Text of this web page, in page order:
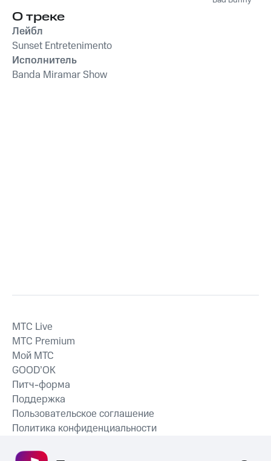
О треке
Лейбл
Sunset Entretenimento
Исполнитель
Banda Miramar Show
MTС Live
MTС Premium
Мой МТС
GOOD’OK
Питч-форма
Поддержка
Пользовательское соглашение
Политика конфиденциальности